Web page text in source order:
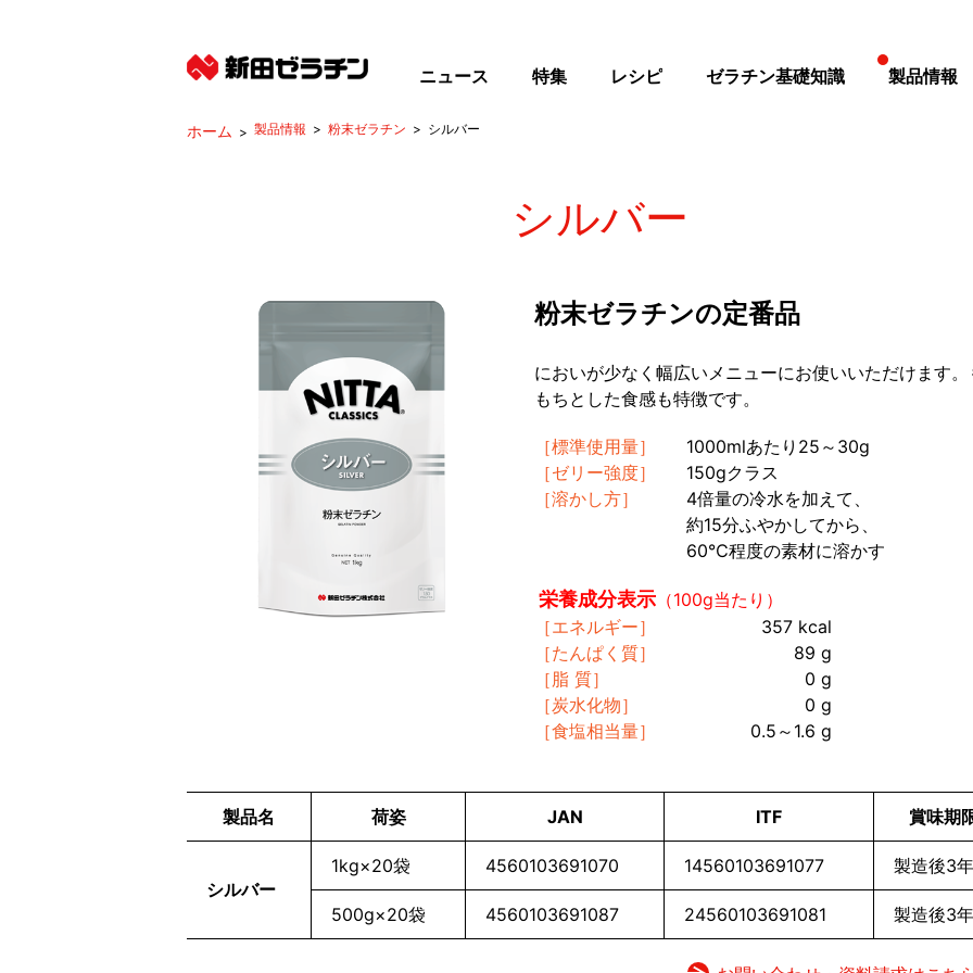
製品情報 粉末ゼラチン シルバー
シルバー
粉末ゼラチンの定番品
においが少なく幅広いメニューにお使いいただけます。
もちとした食感も特徴です。
［標準使用量］
1000mlあたり25～30g
［ゼリー強度］
150gクラス
［溶かし方］
4倍量の冷水を加えて、
約15分ふやかしてから、
60℃程度の素材に溶かす
栄養成分表示 （100g当たり）
［エネルギー］
357 kcal
［たんぱく質］
89 g
［脂 質］
0 g
［炭水化物］
0 g
［食塩相当量］
0.5～1.6 g
製品名 荷姿 JAN ITF 賞味期
シルバー
1kg×20袋 4560103691070 14560103691077 製造後3年
500g×20袋 4560103691087 24560103691081 製造後3年
ニュース
特集 レシピ ゼラチン基礎知識 製品情報